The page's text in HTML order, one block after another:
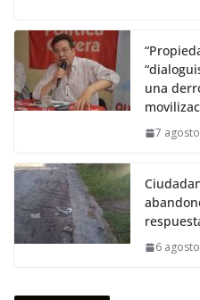
e
b
o
o
itt
er s
A
p
p
una
7
6